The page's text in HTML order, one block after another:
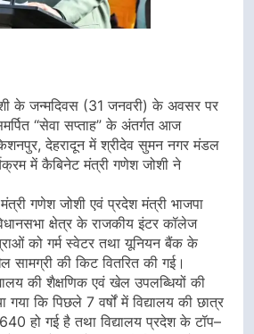
के जन्मदिवस (31 जनवरी) के अवसर पर
“सेवा सप्ताह” के अंतर्गत आज
देहरादून में श्रीदेव सुमन नगर मंडल
में कैबिनेट मंत्री गणेश जोशी ने
गणेश जोशी एवं प्रदेश मंत्री भाजपा
क्षेत्र के राजकीय इंटर कॉलेज
को गर्म स्वेटर तथा यूनियन बैंक के
की किट वितरित की गई।
की शैक्षणिक एवं खेल उपलब्धियों की
गया कि पिछले 7 वर्षों में विद्यालय की छात्र
हो गई है तथा विद्यालय प्रदेश के टॉप–